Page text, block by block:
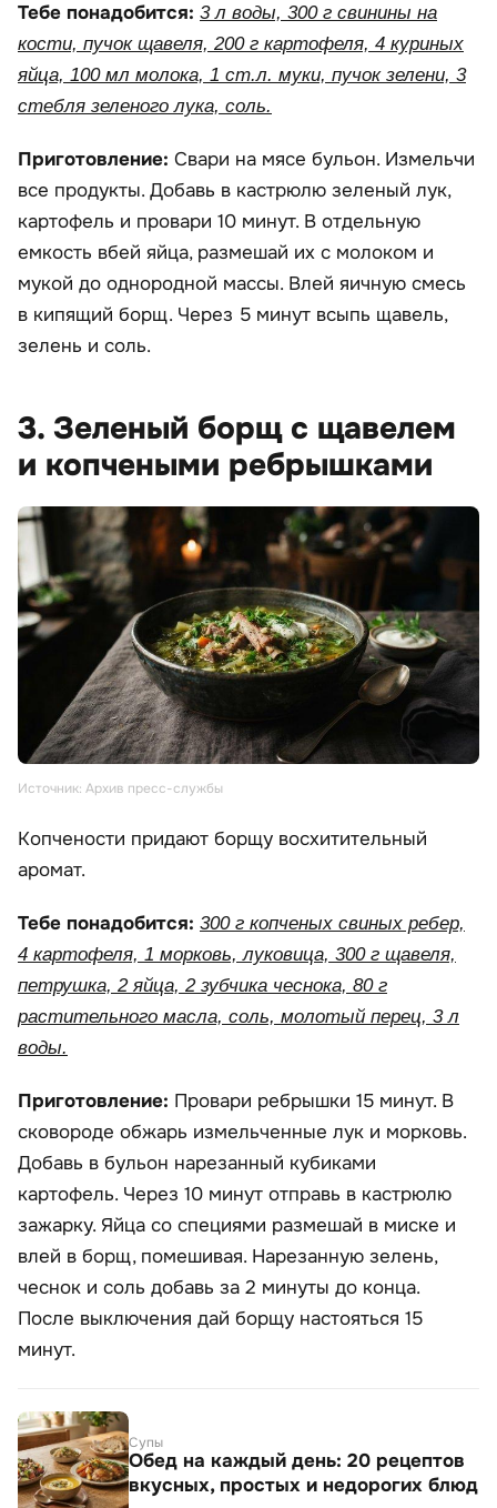
Тебе понадобится: 3 л воды, 300 г свинины на
кости, пучок щавеля, 200 г картофеля, 4 куриных
яйца, 100 мл молока, 1 ст.л. муки, пучок зелени, 3
стебля зеленого лука, соль.
Приготовление: Свари на мясе бульон. Измельчи
все продукты. Добавь в кастрюлю зеленый лук,
картофель и провари 10 минут. В отдельную
емкость вбей яйца, размешай их с молоком и
мукой до однородной массы. Влей яичную смесь
в кипящий борщ. Через 5 минут всыпь щавель,
зелень и соль.
3. Зеленый борщ с щавелем
и копчеными ребрышками
Источник: Архив пресс-службы
Копчености придают борщу восхитительный
аромат.
Тебе понадобится: 300 г копченых свиных ребер,
4 картофеля, 1 морковь, луковица, 300 г щавеля,
петрушка, 2 яйца, 2 зубчика чеснока, 80 г
растительного масла, соль, молотый перец, 3 л
воды.
Приготовление: Провари ребрышки 15 минут. В
сковороде обжарь измельченные лук и морковь.
Добавь в бульон нарезанный кубиками
картофель. Через 10 минут отправь в кастрюлю
зажарку. Яйца со специями размешай в миске и
влей в борщ, помешивая. Нарезанную зелень,
чеснок и соль добавь за 2 минуты до конца.
После выключения дай борщу настояться 15
минут.
Супы
Обед на каждый день: 20 рецептов
вкусных, простых и недорогих блюд